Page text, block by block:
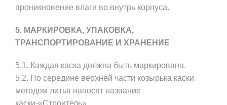
проникновение влаги во внутрь корпуса.
5. МАРКИРОВКА, УПАКОВКА,
ТРАНСПОРТИРОВАНИЕ И ХРАНЕНИЕ
5.1. Каждая каска должна быть маркирована.
5.2. По середине верхней части козырька каски
методом литья наносят название
каски-«Строитель».